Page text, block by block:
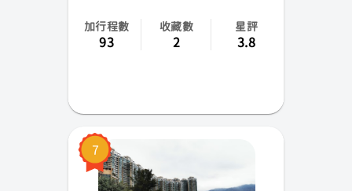
加行程數
93
收藏數
2
星評
3.8
7